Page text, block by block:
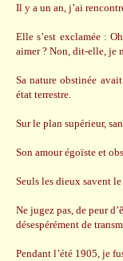
Il y a un an, j’ai
Elle s’est exclamée :
aimer ? Non, dit-elle, je
Sa nature obstinée
état terrestre.
Sur le plan supérieur,
Son amour égoïste et
Seuls les dieux savent
Ne jugez pas, de peur
désespérément de
Pendant l’été 1905, je